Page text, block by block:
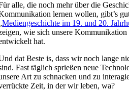
alle, die noch mehr über die
lernen wollen, gibt’s
Mediengeschichte im 19. und 20.
wie sich unsere Kommunikation
hat.
dat Beste is, dass wir noch lange
Fast täglich sprießen neue
Art zu schnacken und zu
Zeit, in der wir leben, wa?